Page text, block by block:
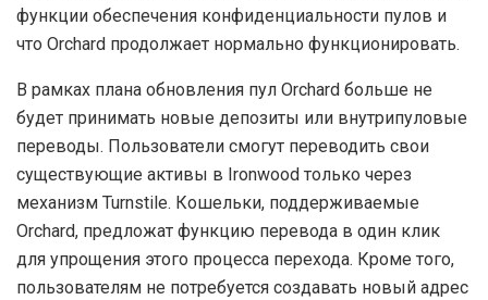
функции обеспечения конфиденциальности пулов и
что Orchard продолжает нормально функционировать.
В рамках плана обновления пул Orchard больше не
будет принимать новые депозиты или внутрипуловые
переводы. Пользователи смогут переводить свои
существующие активы в Ironwood только через
механизм Turnstile. Кошельки, поддерживаемые
Orchard, предложат функцию перевода в один клик
для упрощения этого процесса перехода. Кроме того,
пользователям не потребуется создавать новый адрес